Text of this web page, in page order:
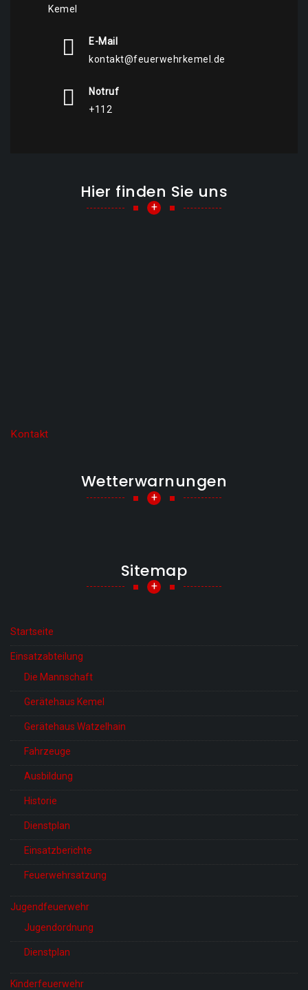
Kemel
E-Mail
kontakt@feuerwehrkemel.de
Notruf
+112
Hier finden Sie uns
+
Kontakt
Wetterwarnungen
+
Sitemap
+
Startseite
Einsatzabteilung
Die Mannschaft
Gerätehaus Kemel
Gerätehaus Watzelhain
Fahrzeuge
Ausbildung
Historie
Dienstplan
Einsatzberichte
Feuerwehrsatzung
Jugendfeuerwehr
Jugendordnung
Dienstplan
Kinderfeuerwehr